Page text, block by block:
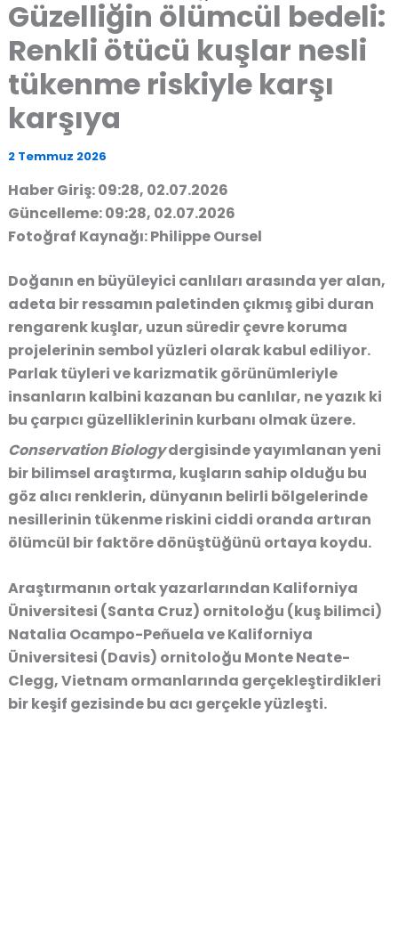
Güzelliğin ölümcül bedeli:
Renkli ötücü kuşlar nesli
tükenme riskiyle karşı
karşıya
2 Temmuz 2026
Haber Giriş: 09:28, 02.07.2026
Güncelleme: 09:28, 02.07.2026
Fotoğraf Kaynağı: Philippe Oursel
Doğanın en büyüleyici canlıları arasında yer alan,
adeta bir ressamın paletinden çıkmış gibi duran
rengarenk kuşlar, uzun süredir çevre koruma
projelerinin sembol yüzleri olarak kabul ediliyor.
Parlak tüyleri ve karizmatik görünümleriyle
insanların kalbini kazanan bu canlılar, ne yazık ki
bu çarpıcı güzelliklerinin kurbanı olmak üzere.
Conservation Biologydergisinde yayımlanan yeni
bir bilimsel araştırma, kuşların sahip olduğu bu
göz alıcı renklerin, dünyanın belirli bölgelerinde
nesillerinin tükenme riskini ciddi oranda artıran
ölümcül bir faktöre dönüştüğünü ortaya koydu.
Araştırmanın ortak yazarlarından Kaliforniya
Üniversitesi (Santa Cruz) ornitoloğu (kuş bilimci)
Natalia Ocampo-Peñuela ve Kaliforniya
Üniversitesi (Davis) ornitoloğu Monte Neate-
Clegg, Vietnam ormanlarında gerçekleştirdikleri
bir keşif gezisinde bu acı gerçekle yüzleşti.